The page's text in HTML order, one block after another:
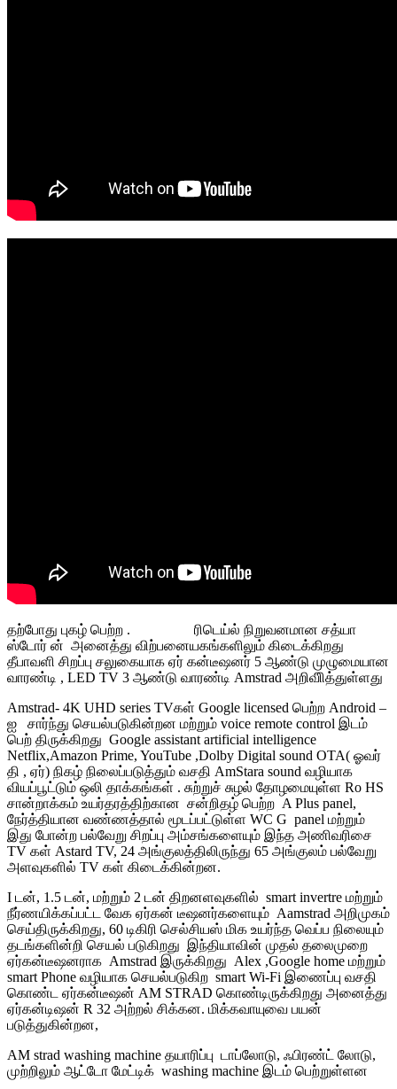
தற்போது புகழ் பெற்ற . ரிடெய்ல் நிறுவனமான சத்யா
ஸ்டோர் ன் அனைத்து விற்பனையகங்களிலும் கிடைக்கிறது
தீபாவளி சிறப்பு சலுகையாக ஏர் கன்டீஷனர் 5 ஆண்டு முழுமையான
வாரண்டி , LED TV 3 ஆண்டு வாரண்டி Amstrad அறிவிித்துள்ளது
Amstrad- 4K UHD series TVகள் Google licensed பெற்ற Android –
ஐ சார்ந்து செயல்படுகின்றன மற்றும் voice remote control இடம்
பெற் திருக்கிறது Google assistant artificial intelligence
Netflix,Amazon Prime, YouTube ,Dolby Digital sound OTA( ஓவர்
தி , ஏர்) நிகழ் நிலைப்படுத்தும் வசதி AmStara sound வழியாக
வியப்பூட்டும் ஒலி தாக்கங்கள் . சுற்றுச் சுழல் தோழமையுள்ள Ro HS
சான்றாக்கம் உயர்தரத்திற்கான சன்றிதழ் பெற்ற A Plus panel,
நேர்த்தியான வண்ணத்தால் மூடப்பட்டுள்ள WC G panel மற்றும்
இது போன்ற பல்வேறு சிறப்பு அம்சங்களையும் இந்த அணிவரிசை
TV கள் Astard TV, 24 அங்குலத்திலிருந்து 65 அங்குலம் பல்வேறு
அளவுகளில் TV கள் கிடைக்கின்றன.
I டன், 1.5 டன், மற்றும் 2 டன் திறனளவுகளில் smart invertre மற்றும்
நீர்ணயிக்கப்பட்ட வேக ஏர்கன் டீஷனர்களையும் Aamstrad அறிமுகம்
செய்திருக்கிறது, 60 டிகிரி செல்சியஸ் மிக உயர்ந்த வெப்ப நிலையும்
தடங்களின்றி செயல் படுகிறது இந்தியாவின் முதல் தலைமுறை
ஏர்கன்டீஷனராக Amstrad இருக்கிறது Alex ,Google home மற்றும்
smart Phone வழியாக செயல்படுகிற smart Wi-Fi இணைப்பு வசதி
கொண்ட ஏர்கன்டீஷன் AM STRAD கொண்டிருக்கிறது அனைத்து
ஏர்கன்டிஷன் R 32 அற்றல் சிக்கன. மிக்கவாயுவை பயன்
படுத்துகின்றன,
AM strad washing machine தயாரிப்பு டாப்லோடு, ஃபிரண்ட் லோடு,
முற்றிலும் ஆட்டோ மேட்டிக் washing machine இடம் பெற்றுள்ளன